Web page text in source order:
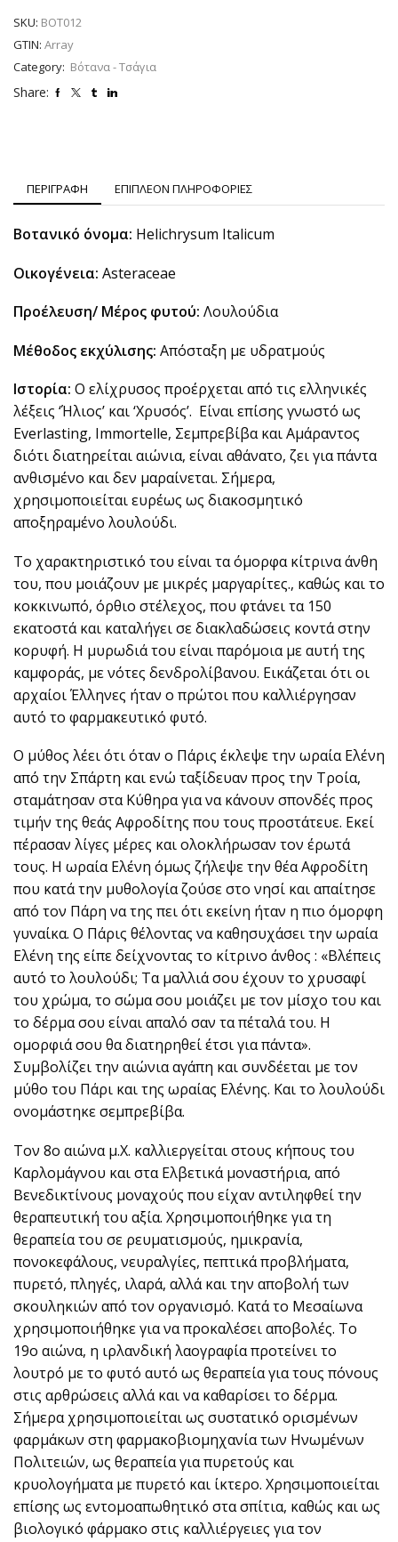
SKU: BOT012
GTIN: Array
Category: Βότανα - Τσάγια
Share:
ΠΕΡΙΓΡΑΦΗ ΕΠΙΠΛΕΟΝ ΠΛΗΡΟΦΟΡΙΕΣ
Βοτανικό όνομα: Helichrysum Italicum
Οικογένεια: Asteraceae
Προέλευση/ Μέρος φυτού: Λουλούδια
Μέθοδος εκχύλισης: Απόσταξη με υδρατμούς
Ιστορία: Ο ελίχρυσος προέρχεται από τις ελληνικές
λέξεις ‘Ήλιος’ και ‘Χρυσός’. Είναι επίσης γνωστό ως
Everlasting, Immortelle, Σεμπρεβίβα και Αμάραντος
διότι διατηρείται αιώνια, είναι αθάνατο, ζει για πάντα
ανθισμένο και δεν μαραίνεται. Σήμερα,
χρησιμοποιείται ευρέως ως διακοσμητικό
αποξηραμένο λουλούδι.
Το χαρακτηριστικό του είναι τα όμορφα κίτρινα άνθη
του, που μοιάζουν με μικρές μαργαρίτες., καθώς και το
κοκκινωπό, όρθιο στέλεχος, που φτάνει τα 150
εκατοστά και καταλήγει σε διακλαδώσεις κοντά στην
κορυφή. Η μυρωδιά του είναι παρόμοια με αυτή της
καμφοράς, με νότες δενδρολίβανου. Εικάζεται ότι οι
αρχαίοι Έλληνες ήταν ο πρώτοι που καλλιέργησαν
αυτό το φαρμακευτικό φυτό.
Ο μύθος λέει ότι όταν ο Πάρις έκλεψε την ωραία Ελένη
από την Σπάρτη και ενώ ταξίδευαν προς την Τροία,
σταμάτησαν στα Κύθηρα για να κάνουν σπονδές προς
τιμήν της θεάς Αφροδίτης που τους προστάτευε. Εκεί
πέρασαν λίγες μέρες και ολοκλήρωσαν τον έρωτά
τους. Η ωραία Ελένη όμως ζήλεψε την θέα Αφροδίτη
που κατά την μυθολογία ζούσε στο νησί και απαίτησε
από τον Πάρη να της πει ότι εκείνη ήταν η πιο όμορφη
γυναίκα. Ο Πάρις θέλοντας να καθησυχάσει την ωραία
Ελένη της είπε δείχνοντας το κίτρινο άνθος : «Βλέπεις
αυτό το λουλούδι; Τα μαλλιά σου έχουν το χρυσαφί
του χρώμα, το σώμα σου μοιάζει με τον μίσχο του και
το δέρμα σου είναι απαλό σαν τα πέταλά του. Η
ομορφιά σου θα διατηρηθεί έτσι για πάντα».
Συμβολίζει την αιώνια αγάπη και συνδέεται με τον
μύθο του Πάρι και της ωραίας Ελένης. Και το λουλούδι
ονομάστηκε σεμπρεβίβα.
Τον 8ο αιώνα μ.Χ. καλλιεργείται στους κήπους του
Καρλομάγνου και στα Ελβετικά μοναστήρια, από
Βενεδικτίνους μοναχούς που είχαν αντιληφθεί την
θεραπευτική του αξία. Χρησιμοποιήθηκε για τη
θεραπεία του σε ρευματισμούς, ημικρανία,
πονοκεφάλους, νευραλγίες, πεπτικά προβλήματα,
πυρετό, πληγές, ιλαρά, αλλά και την αποβολή των
σκουληκιών από τον οργανισμό. Κατά το Μεσαίωνα
χρησιμοποιήθηκε για να προκαλέσει αποβολές. Το
19ο αιώνα, η ιρλανδική λαογραφία προτείνει το
λουτρό με το φυτό αυτό ως θεραπεία για τους πόνους
στις αρθρώσεις αλλά και να καθαρίσει το δέρμα.
Σήμερα χρησιμοποιείται ως συστατικό ορισμένων
φαρμάκων στη φαρμακοβιομηχανία των Ηνωμένων
Πολιτειών, ως θεραπεία για πυρετούς και
κρυολογήματα με πυρετό και ίκτερο. Χρησιμοποιείται
επίσης ως εντομοαπωθητικό στα σπίτια, καθώς και ως
βιολογικό φάρμακο στις καλλιέργειες για τον